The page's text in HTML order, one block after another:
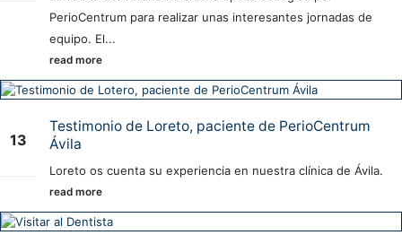
PerioCentrum para realizar unas interesantes jornadas de
equipo. El...
read more
13
Testimonio de Loreto, paciente de PerioCentrum
Ávila
Loreto os cuenta su experiencia en nuestra clínica de Ávila.
read more